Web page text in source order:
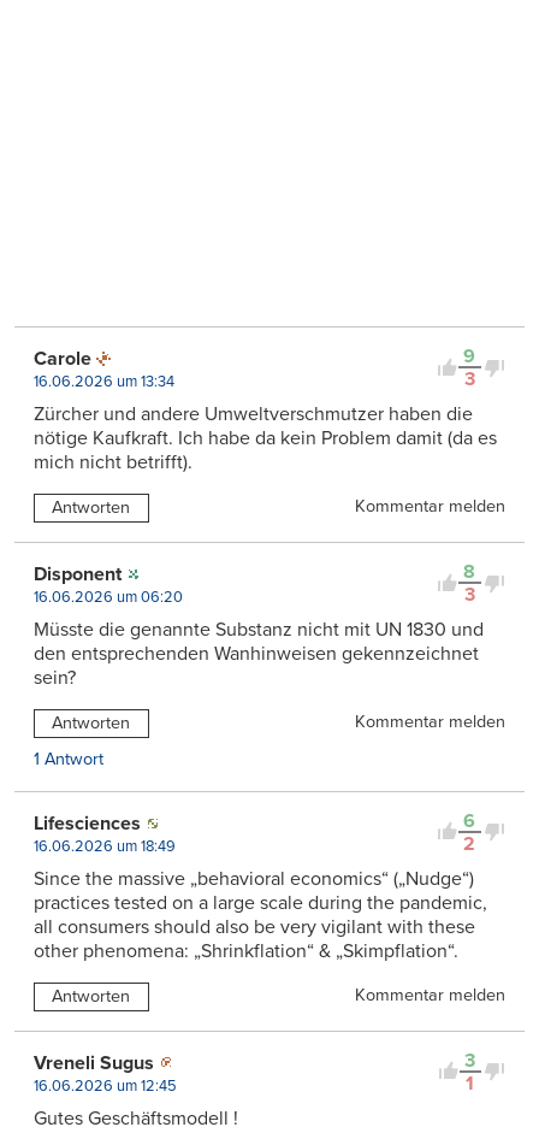
9
3
Carole
16.06.2026 um 13:34
Zürcher und andere Umweltverschmutzer haben die
nötige Kaufkraft. Ich habe da kein Problem damit (da es
mich nicht betrifft).
Antworten Kommentar melden
8
3
Disponent
16.06.2026 um 06:20
Müsste die genannte Substanz nicht mit UN 1830 und
den entsprechenden Wanhinweisen gekennzeichnet
sein?
Antworten
Kommentar melden
1 Antwort
6
2
Lifesciences
16.06.2026 um 18:49
Since the massive „behavioral economics“ („Nudge“)
practices tested on a large scale during the pandemic,
all consumers should also be very vigilant with these
other phenomena: „Shrinkflation“ & „Skimpflation“.
Antworten Kommentar melden
3
1
Vreneli Sugus
16.06.2026 um 12:45
Gutes Geschäftsmodell !